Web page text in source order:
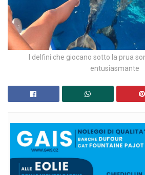
I delfini che giocano sotto la prua
entusiasmante